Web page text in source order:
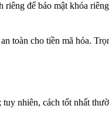
riêng để bảo mật khóa
toàn cho tiền mã hóa.
nhiên, cách tốt nhất